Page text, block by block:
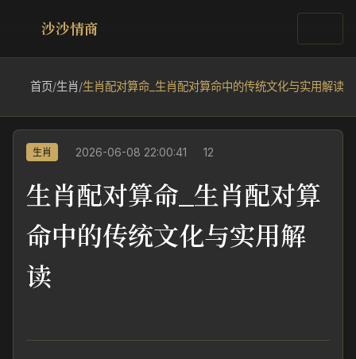
沙沙情商
首页/生肖/生肖配对算命_生肖配对算命中的传统文化与实用解读
生肖 2026-06-08 22:00:41 12
生肖配对算命_生肖配对算
命中的传统文化与实用解
读